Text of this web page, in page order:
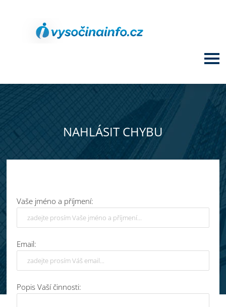
NAHLÁSIT CHYBU
Vaše jméno a příjmení:
Email:
Popis Vaší činnosti: